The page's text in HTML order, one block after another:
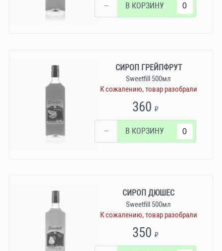
− В КОРЗИНУ
СИРОП ГРЕЙПФРУТ
Sweetfill 500мл
К сожалению, товар разобрали
360₽
− В КОРЗИНУ
СИРОП ДЮШЕС
Sweetfill 500мл
К сожалению, товар разобрали
350₽